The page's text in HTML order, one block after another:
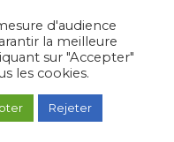
d'audience
la meilleure
sur "Accepter"
les cookies.
Rejeter